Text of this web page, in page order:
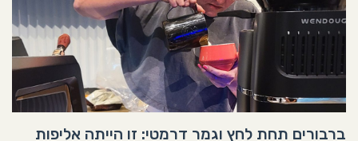
ברבורים תחת לחץ וגמר דרמטי: זו הייתה אליפות